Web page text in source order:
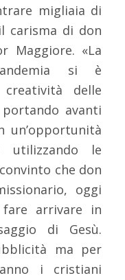
migliaia di
carisma di don
Maggiore. «La
si è
delle
avanti
un’opportunità
utilizzando le
che don
oggi
arrivare in
di Gesù.
ma per
i cristiani